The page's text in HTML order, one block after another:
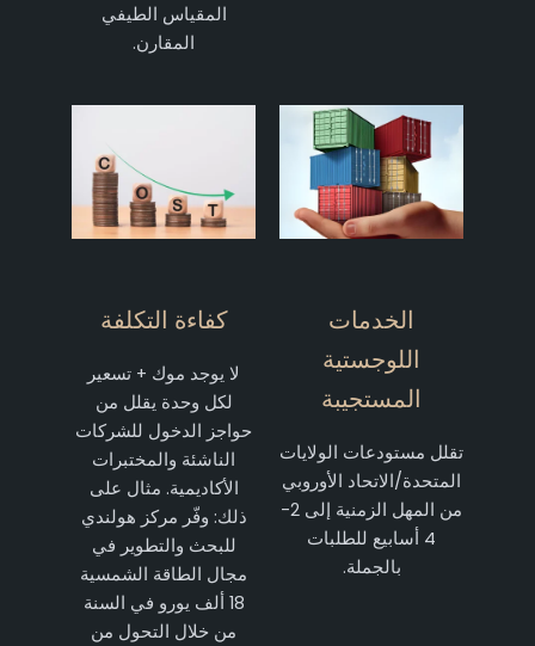
المقياس الطيفي
المقارن.
الخدمات
اللوجستية
المستجيبة
تقلل مستودعات الولايات
المتحدة/الاتحاد الأوروبي
من المهل الزمنية إلى 2-
4 أسابيع للطلبات
بالجملة.
كفاءة التكلفة
لا يوجد موك + تسعير
لكل وحدة يقلل من
حواجز الدخول للشركات
الناشئة والمختبرات
الأكاديمية. مثال على
ذلك: وفّر مركز هولندي
للبحث والتطوير في
مجال الطاقة الشمسية
18 ألف يورو في السنة
من خلال التحول من